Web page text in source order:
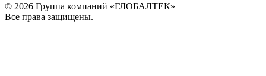
© 2026 Группа компаний «ГЛОБАЛТЕК»
Все права защищены.